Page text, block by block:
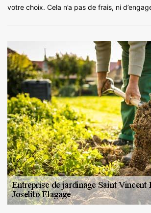
votre choix. Cela n’a pas de frais, ni